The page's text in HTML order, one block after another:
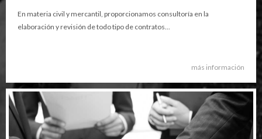
En materia civil y mercantil, proporcionamos consultoría en la
elaboración y revisión de todo tipo de contratos...
más información